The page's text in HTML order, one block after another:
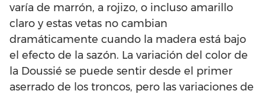
varía de marrón, a rojizo, o incluso amarillo
claro y estas vetas no cambian
dramáticamente cuando la madera está bajo
el efecto de la sazón. La variación del color de
la Doussié se puede sentir desde el primer
aserrado de los troncos, pero las variaciones de